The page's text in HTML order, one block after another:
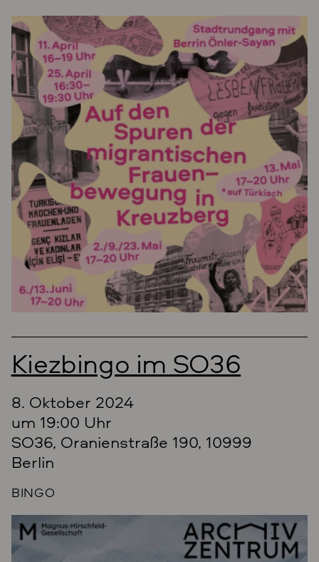
Kiezbingo im SO36
8. Oktober 2024
um 19:00 Uhr
SO36, Oranienstraße 190, 10999
Berlin
BINGO